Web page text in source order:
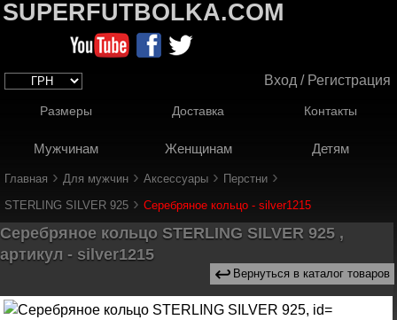
SUPERFUTBOLKA.COM
Вход / Регистрация
Размеры Доставка Контакты
Мужчинам Женщинам Детям
Главная › Для мужчин › Аксессуары › Перстни ›
STERLING SILVER 925 › Серебряное кольцо - silver1215
Серебряное кольцо STERLING SILVER 925 ,
артикул - silver1215
↩ Вернуться в каталог товаров